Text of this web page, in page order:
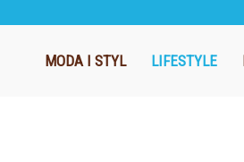
MODA I STYL LIFESTYLE